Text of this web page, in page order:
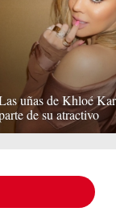
uñas de Khloé
de su atractivo